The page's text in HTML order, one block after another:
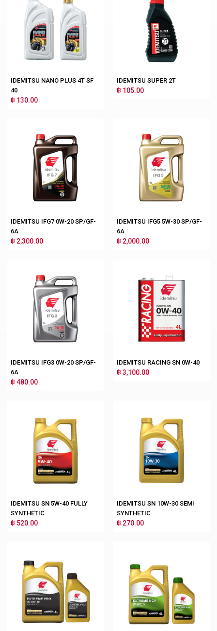
IDEMITSU NANO PLUS 4T SF
40
฿ 130.00
IDEMITSU SUPER 2T
฿ 105.00
IDEMITSU IFG7 0W-20 SP/GF-
6A
฿ 2,300.00
IDEMITSU IFG5 5W-30 SP/GF-
6A
฿ 2,000.00
IDEMITSU IFG3 0W-20 SP/GF-
6A
฿ 480.00
IDEMITSU RACING SN 0W-40
฿ 3,100.00
IDEMITSU SN 5W-40 FULLY
SYNTHETIC
฿ 520.00
IDEMITSU SN 10W-30 SEMI
SYNTHETIC
฿ 270.00